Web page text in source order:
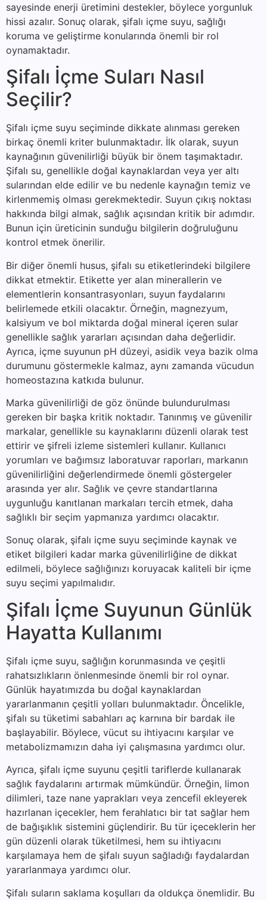
sayesinde enerji üretimini destekler, böylece yorgunluk
hissi azalır. Sonuç olarak, şifalı içme suyu, sağlığı
koruma ve geliştirme konularında önemli bir rol
oynamaktadır.
Şifalı İçme Suları Nasıl
Seçilir?
Şifalı içme suyu seçiminde dikkate alınması gereken
birkaç önemli kriter bulunmaktadır. İlk olarak, suyun
kaynağının güvenilirliği büyük bir önem taşımaktadır.
Şifalı su, genellikle doğal kaynaklardan veya yer altı
sularından elde edilir ve bu nedenle kaynağın temiz ve
kirlenmemiş olması gerekmektedir. Suyun çıkış noktası
hakkında bilgi almak, sağlık açısından kritik bir adımdır.
Bunun için üreticinin sunduğu bilgilerin doğruluğunu
kontrol etmek önerilir.
Bir diğer önemli husus, şifalı su etiketlerindeki bilgilere
dikkat etmektir. Etikette yer alan minerallerin ve
elementlerin konsantrasyonları, suyun faydalarını
belirlemede etkili olacaktır. Örneğin, magnezyum,
kalsiyum ve bol miktarda doğal mineral içeren sular
genellikle sağlık yararları açısından daha değerlidir.
Ayrıca, içme suyunun pH düzeyi, asidik veya bazik olma
durumunu göstermekle kalmaz, aynı zamanda vücudun
homeostazına katkıda bulunur.
Marka güvenilirliği de göz önünde bulundurulması
gereken bir başka kritik noktadır. Tanınmış ve güvenilir
markalar, genellikle su kaynaklarını düzenli olarak test
ettirir ve şifreli izleme sistemleri kullanır. Kullanıcı
yorumları ve bağımsız laboratuvar raporları, markanın
güvenilirliğini değerlendirmede önemli göstergeler
arasında yer alır. Sağlık ve çevre standartlarına
uygunluğu kanıtlanan markaları tercih etmek, daha
sağlıklı bir seçim yapmanıza yardımcı olacaktır.
Sonuç olarak, şifalı içme suyu seçiminde kaynak ve
etiket bilgileri kadar marka güvenilirliğine de dikkat
edilmeli, böylece sağlığınızı koruyacak kaliteli bir içme
suyu seçimi yapılmalıdır.
Şifalı İçme Suyunun Günlük
Hayatta Kullanımı
Şifalı içme suyu, sağlığın korunmasında ve çeşitli
rahatsızlıkların önlenmesinde önemli bir rol oynar.
Günlük hayatımızda bu doğal kaynaklardan
yararlanmanın çeşitli yolları bulunmaktadır. Öncelikle,
şifalı su tüketimi sabahları aç karnına bir bardak ile
başlayabilir. Böylece, vücut su ihtiyacını karşılar ve
metabolizmamızın daha iyi çalışmasına yardımcı olur.
Ayrıca, şifalı içme suyunu çeşitli tariflerde kullanarak
sağlık faydalarını artırmak mümkündür. Örneğin, limon
dilimleri, taze nane yaprakları veya zencefil ekleyerek
hazırlanan içecekler, hem ferahlatıcı bir tat sağlar hem
de bağışıklık sistemini güçlendirir. Bu tür içeceklerin her
gün düzenli olarak tüketilmesi, hem su ihtiyacını
karşılamaya hem de şifalı suyun sağladığı faydalardan
yararlanmaya yardımcı olur.
Şifalı suların saklama koşulları da oldukça önemlidir. Bu